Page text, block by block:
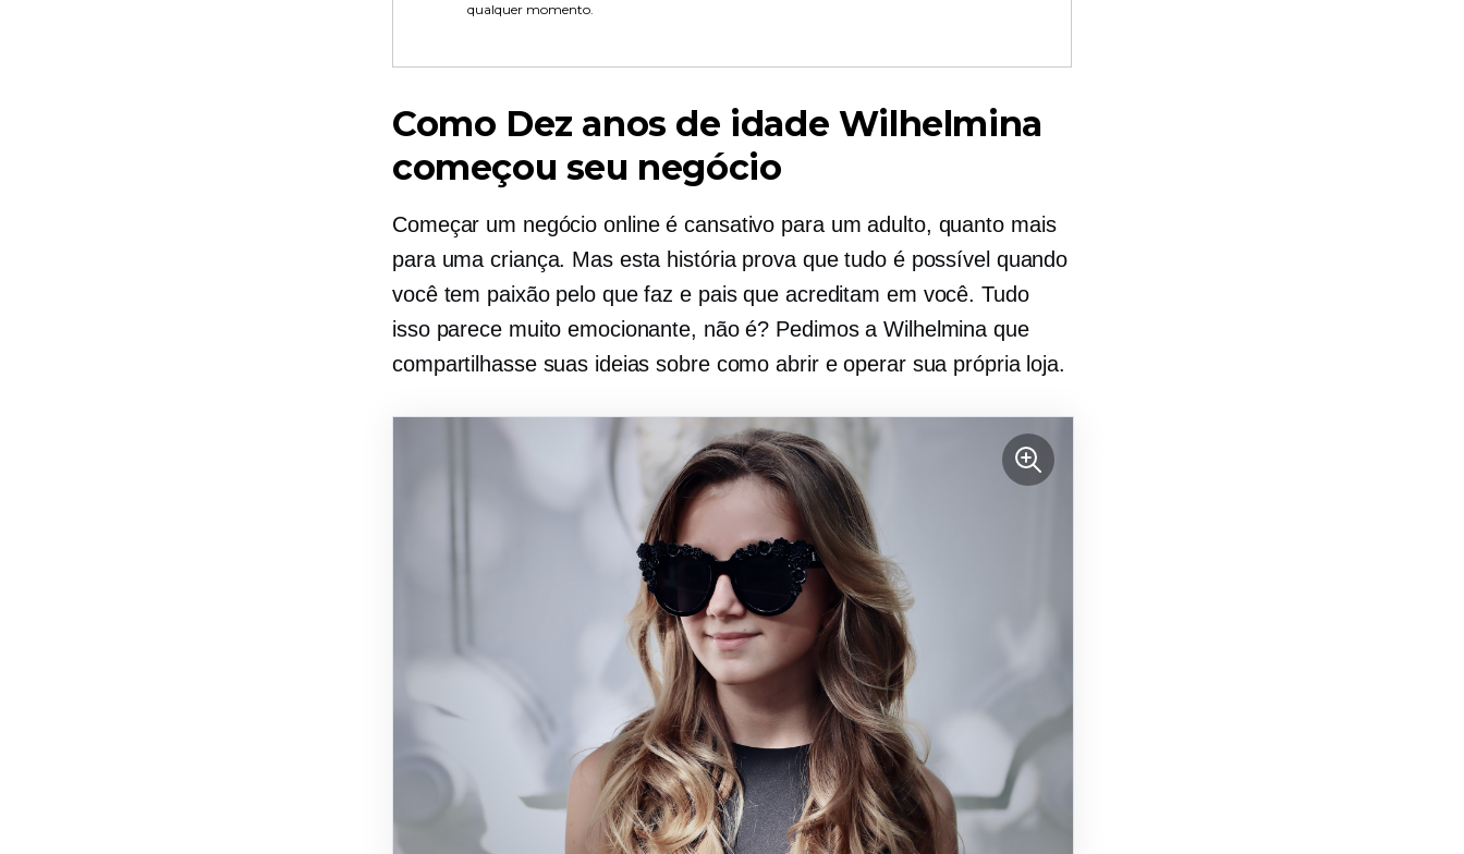
qualquer momento.
Como Dez anos de idade Wilhelmina
começou seu negócio
Começar um negócio online é cansativo para um adulto, quanto mais
para uma criança. Mas esta história prova que tudo é possível quando
você tem paixão pelo que faz e pais que acreditam em você. Tudo
isso parece muito emocionante, não é? Pedimos a Wilhelmina que
compartilhasse suas ideias sobre como abrir e operar sua própria loja.